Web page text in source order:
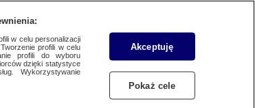
w celu personalizacji
profili w celu
profili do wyboru
dzięki statystyce
Wykorzystywanie
Akceptuję
Pokaż cele